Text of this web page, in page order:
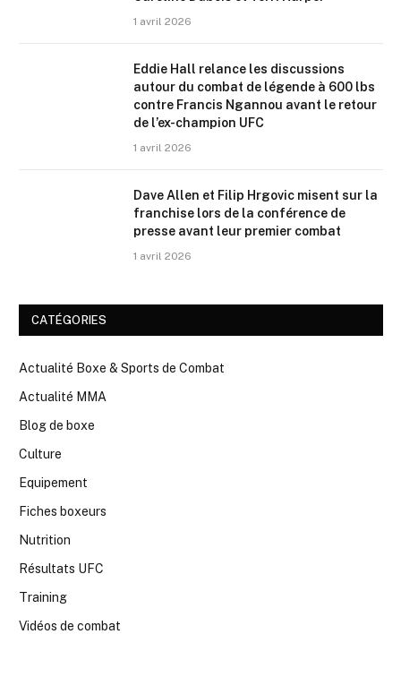
1 avril 2026
Eddie Hall relance les discussions
autour du combat de légende à 600 lbs
contre Francis Ngannou avant le retour
de l’ex-champion UFC
1 avril 2026
Dave Allen et Filip Hrgovic misent sur la
franchise lors de la conférence de
presse avant leur premier combat
1 avril 2026
CATÉGORIES
Actualité Boxe & Sports de Combat
Actualité MMA
Blog de boxe
Culture
Equipement
Fiches boxeurs
Nutrition
Résultats UFC
Training
Vidéos de combat